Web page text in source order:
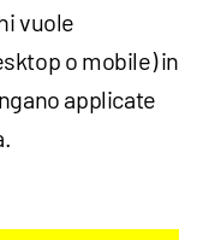
vuole
o mobile) in
applicate